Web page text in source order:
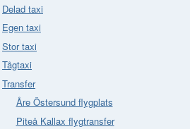
Delad taxi
Egen taxi
Stor taxi
Tågtaxi
Transfer
Åre Östersund flygplats
Piteå Kallax flygtransfer